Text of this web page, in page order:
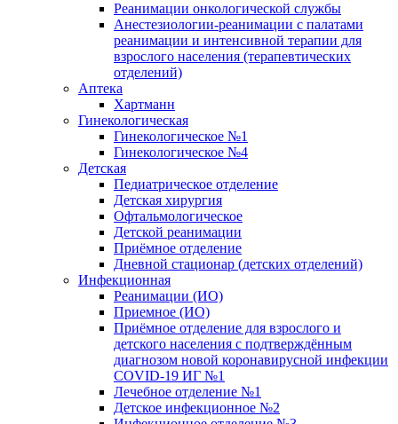
Реанимации онкологической службы
Анестезиологии-реанимации с палатами
реанимации и интенсивной терапии для
взрослого населения (терапевтических
отделений)
Аптека
Хартманн
Гинекологическая
Гинекологическое №1
Гинекологическое №4
Детская
Педиатрическое отделение
Детская хирургия
Офтальмологическое
Детской реанимации
Приёмное отделение
Дневной стационар (детских отделений)
Инфекционная
Реанимации (ИО)
Приемное (ИО)
Приёмное отделение для взрослого и
детского населения с подтверждённым
диагнозом новой коронавирусной инфекции
COVID-19 ИГ №1
Лечебное отделение №1
Детское инфекционное №2